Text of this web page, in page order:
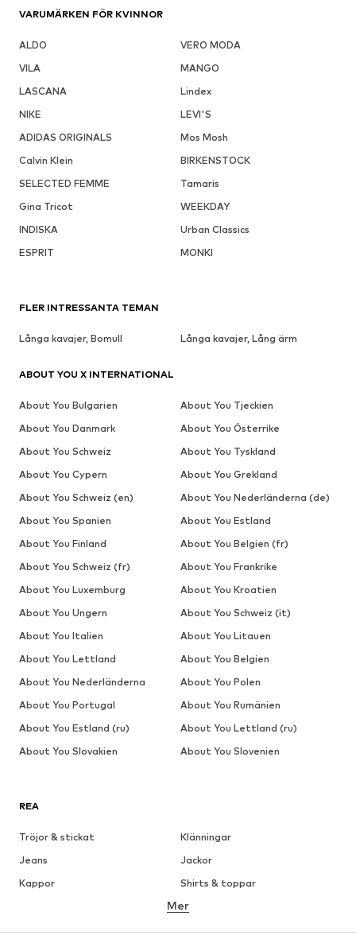
VARUMÄRKEN FÖR KVINNOR
ALDO
VERO MODA
VILA
MANGO
LASCANA
Lindex
NIKE
LEVI'S
ADIDAS ORIGINALS
Mos Mosh
Calvin Klein
BIRKENSTOCK
SELECTED FEMME
Tamaris
Gina Tricot
WEEKDAY
INDISKA
Urban Classics
ESPRIT
MONKI
REA
Tröjor & stickat
Klänningar
Jeans
Jackor
Kappor
Shirts & toppar
Underkläder
Mer
FLER INTRESSANTA TEMAN
Långa kavajer, Bomull Långa kavajer, Lång ärm
ABOUT YOU X INTERNATIONAL
About You Bulgarien
About You Tjeckien
About You Danmark
About You Österrike
About You Schweiz
About You Tyskland
About You Cypern
About You Grekland
About You Schweiz (en)
About You Nederländerna (de)
About You Spanien
About You Estland
About You Finland
About You Belgien (fr)
About You Schweiz (fr)
About You Frankrike
About You Luxemburg
About You Kroatien
About You Ungern
About You Schweiz (it)
About You Italien
About You Litauen
About You Lettland
About You Belgien
About You Nederländerna
About You Polen
About You Portugal
About You Rumänien
About You Estland (ru)
About You Lettland (ru)
About You Slovakien
About You Slovenien